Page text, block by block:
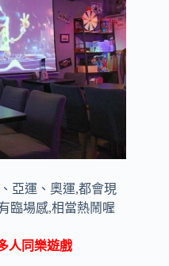
亞運、奧運,都會現
臨場感,相當熱鬧喔
人同樂遊戲